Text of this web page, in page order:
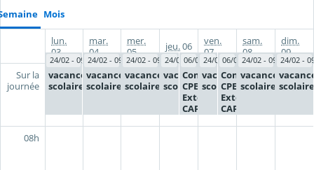
Mois
24/02 - 09/03
vacances
scolaires
24/02 - 09/03
vacances
scolaires
24/02 - 09/03
vacances
scolaires
24/02 - 09/03
vacances
scolaires
06/03 - 07/03
Concours
CPE
Externe -
CAPET SII
24/02 - 09/03
vacances
scolaires
06/03 - 07/03
Concours
CPE
Externe -
CAPET SII
24/02 - 09/03
vacances
scolaires
24/02 -
lun.
03
mar.
04
mer.
05
jeu.06
ven.
07
sam.
08
dim.
09
Sur la
journée
08h